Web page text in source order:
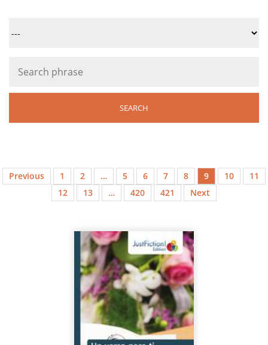
Previous 1 2 … 5 6 7 8 9 10
11
12
13 … 420 421 Next